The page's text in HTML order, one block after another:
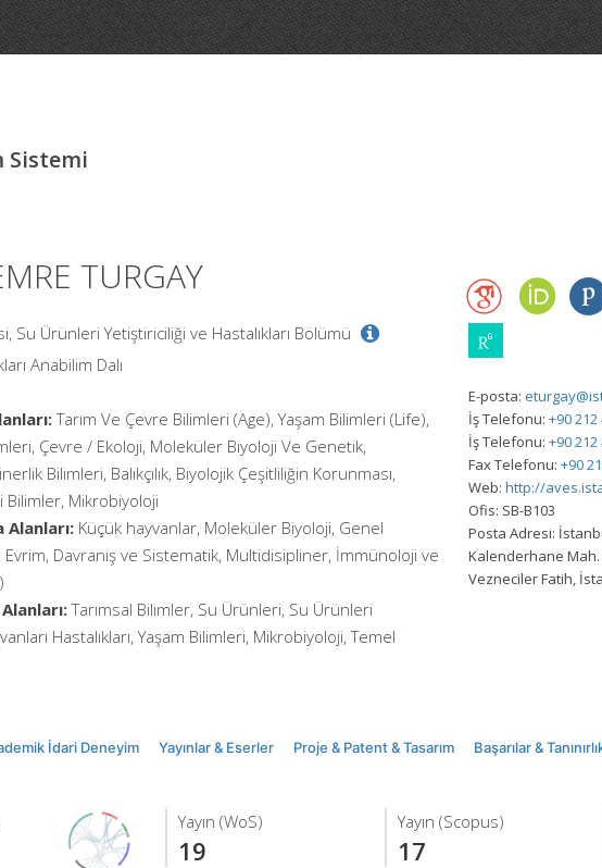
Sistemi
TURGAY
Su Ürünleri Yetiştiriciliği ve Hastalıkları Bölümü
Anabilim Dalı
Tarım Ve Çevre Bilimleri (Age), Yaşam Bilimleri (Life),
Çevre / Ekoloji, Moleküler Biyoloji Ve Genetik,
Bilimleri, Balıkçılık, Biyolojik Çeşitliliğin Korunması,
Bilimler, Mikrobiyoloji
Alanları: Küçük hayvanlar, Moleküler Biyoloji, Genel
Davranış ve Sistematik, Multidisipliner, İmmünoloji ve
Tarımsal Bilimler, Su Ürünleri, Su Ürünleri
Hastalıkları, Yaşam Bilimleri, Mikrobiyoloji, Temel
E-posta:
İş Telefonu: +90 212
İş Telefonu: +90 212
Fax Telefonu: +90
Web: http://
Ofis: SB-B103
Posta Adresi:
Kalenderhane Mah.
Vezneciler Fatih,
İdari Deneyim Yayınlar & Eserler Proje & Patent & Tasarım Başarılar &
Yayın (WoS)
19
Yayın (Scopus)
17